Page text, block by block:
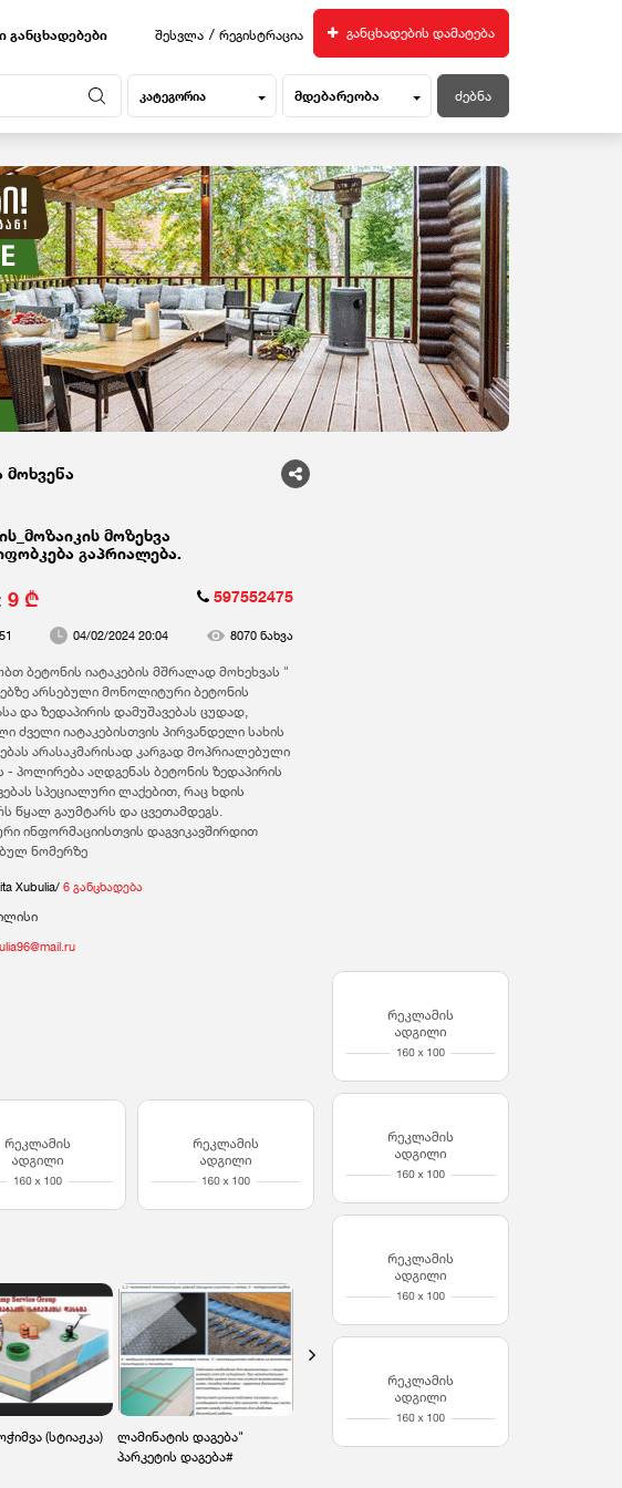
განცხადებები შესვლა / რეგისტრაცია განცხადების დამატება
კატეგორია მდებარეობა
მოხვეწა
მოზეხვა
გაპრიალება.
9 ₾ 597552475
04/02/2024 20:04 8070 ნახვა
ბეტონის იატაკების მშრალად მოხეხვას "
არსებული მონოლიტური ბეტონის
და ზედაპირის დამუშავებას ცუდად,
ძველი იატაკებისთვის პირვანდელი სახის
არასაკმარისად კარგად მოპრიალებული
- პოლირება აღდგენას ბეტონის ზედაპირის
სპეციალური ლაქებით, რაც ხდის
წყალ გაუმტარს და ცვეთამდეგს.
ინფორმაციისთვის დაგვიკავშირდით
ნომერზე
Xubulia/ 6 განცხადება
(სტიაჟკა)
ლამინატის დაგება"
პარკეტის დაგება#
ხის იატაკის და პარკეტის
პლინთუსის მონტაჟი